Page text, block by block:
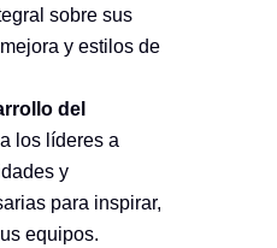
sobre sus
y estilos de
del
los líderes a
y
para inspirar,
equipos.